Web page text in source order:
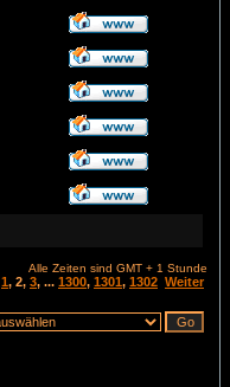
Alle Zeiten sind GMT + 1 Stunde
1, 2, 3, ... 1300, 1301, 1302 Weiter